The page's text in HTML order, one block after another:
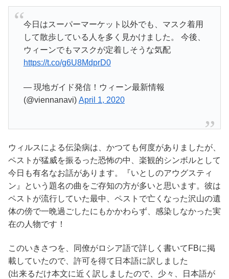
今日はスーパーマーケット以外でも、マスク着用
して散歩している人を多く見かけました。 今後、
ウィーンでもマスクが定着しそうな気配
https://t.co/g6U8MdprD0
— 現地ガイド発信！ウィーン最新情報
(@viennanavi) April 1, 2020
ウィルスによる伝染病は、かつても何度がありましたが、
ペストが猛威を振るった恐怖の中、楽観的シンボルとして
今日も有名なお話があります。『いとしのアウグスティ
ン』という題名の曲をご存知の方が多いと思います。彼は
ペストが流行していた最中、ペストで亡くなった沢山の遺
体の傍で一晩過ごしたにもかかわらず、感染しなかった実
在の人物です！
このいきさつを、同僚がロシア語で詳しく書いてFBに掲
載していたので、許可を得て日本語に訳しました
(出来るだけ本文に近く訳しましたので、少々、日本語が